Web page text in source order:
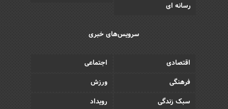
رسانه ای
سرویس‌های خبری
اقتصادی
اجتماعی
فرهنگی
ورزش
سبک زندگی
رویداد